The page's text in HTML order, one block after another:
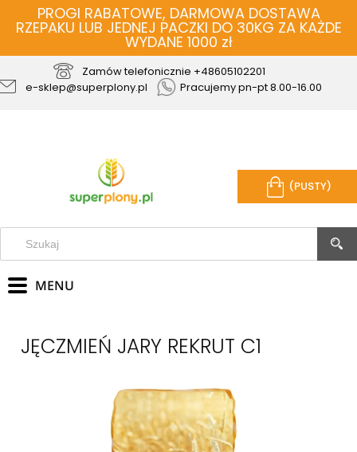
PROGI RABATOWE, DARMOWA DOSTAWA
RZEPAKU LUB JEDNEJ PACZKI DO 30KG ZA KAŻDE
WYDANE 1000 zł
Zamów telefonicznie +48605102201
e-sklep@superplony.pl
Pracujemy pn-pt 8.00-16.00
(PUSTY)
JĘCZMIEŃ JARY REKRUT C1